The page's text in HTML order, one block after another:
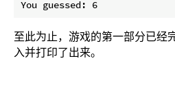
至此为止，游戏的第一部分已经
入并打印了出来。